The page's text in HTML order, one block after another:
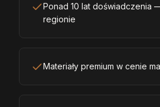
Ponad 10 lat doświadczenia
regionie
Materiały premium w cenie